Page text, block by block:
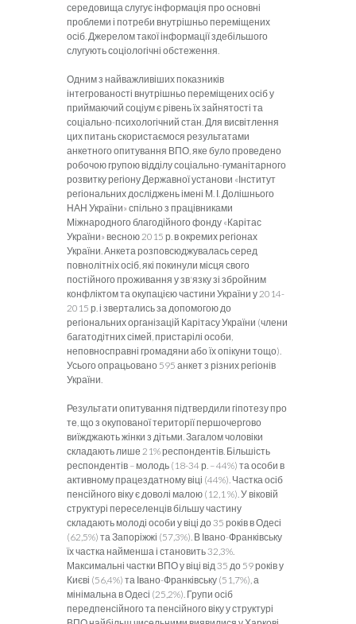
середовища слугує інформація про основні
проблеми і потреби внутрішньо переміщених
осіб. Джерелом такої інформації здебільшого
слугують соціологічні обстеження.
Одним з найважливіших показників
інтегрованості внутрішньо переміщених осіб у
приймаючий соціум є рівень їх зайнятості та
соціально-психологічний стан. Для висвітлення
цих питань скористаємося результатами
анкетного опитування ВПО, яке було проведено
робочою групою відділу соціально-гуманітарного
розвитку регіону Державної установи «Інститут
регіональних досліджень імені М. І. Долішнього
НАН України» спільно з працівниками
Міжнародного благодійного фонду «Карітас
України» весною 2015 р. в окремих регіонах
України. Анкета розповсюджувалась серед
повнолітніх осіб, які покинули місця свого
постійного проживання у зв'язку зі збройним
конфліктом та окупацією частини України у 2014-
2015 р. і звертались за допомогою до
регіональних організацій Карітасу України (члени
багатодітних сімей, пристарілі особи,
неповносправні громадяни або їх опікуни тощо).
Усього опрацьовано 595 анкет з різних регіонів
України.
Результати опитування підтвердили гіпотезу про
те, що з окупованої території першочергово
виїжджають жінки з дітьми. Загалом чоловіки
складають лише 21% респондентів. Більшість
респондентів – молодь (18-34 р. – 44%) та особи в
активному працездатному віці (44%). Частка осіб
пенсійного віку є доволі малою (12,1 %). У віковій
структурі переселенців більшу частину
складають молоді особи у віці до 35 років в Одесі
(62,5%) та Запоріжжі (57,3%). В Івано-Франківську
їх частка найменша і становить 32,3%.
Максимальні частки ВПО у віці від 35 до 59 років у
Києві (56,4%) та Івано-Франківську (51,7%), а
мінімальна в Одесі (25,2%). Групи осіб
передпенсійного та пенсійного віку у структурі